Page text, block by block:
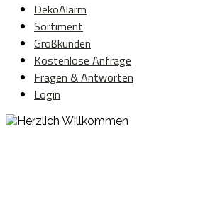
DekoAlarm
Sortiment
Großkunden
Kostenlose Anfrage
Fragen & Antworten
Login